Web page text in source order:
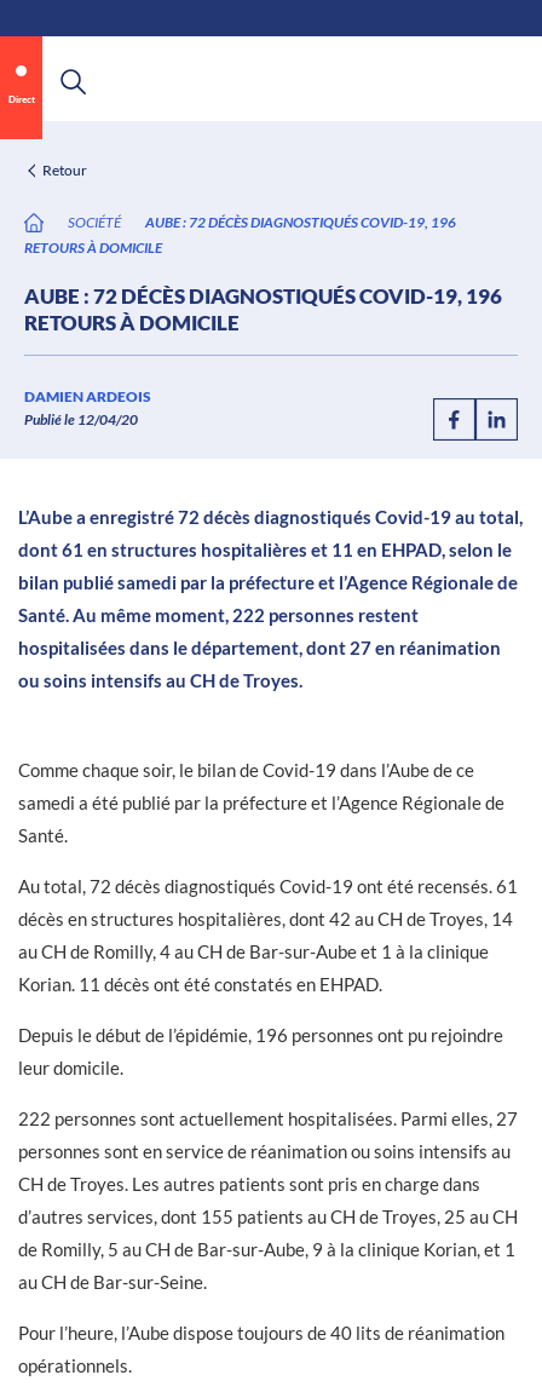
contenu
Direct
Retour
SOCIÉTÉ
AUBE : 72 DÉCÈS DIAGNOSTIQUÉS COVID-19, 196
RETOURS À DOMICILE
AUBE : 72 DÉCÈS DIAGNOSTIQUÉS COVID-19, 196
RETOURS À DOMICILE
DAMIEN ARDEOIS
Publié le 12/04/20
0:07 / 0:12
L’Aube a enregistré 72 décès diagnostiqués Covid-19 au total,
dont 61 en structures hospitalières et 11 en EHPAD, selon le
bilan publié samedi par la préfecture et l’Agence Régionale de
Santé. Au même moment, 222 personnes restent
hospitalisées dans le département, dont 27 en réanimation
ou soins intensifs au CH de Troyes.
Comme chaque soir, le bilan de Covid-19 dans l’Aube de ce
samedi a été publié par la préfecture et l’Agence Régionale de
Santé.
Au total, 72 décès diagnostiqués Covid-19 ont été recensés. 61
décès en structures hospitalières, dont 42 au CH de Troyes, 14
au CH de Romilly, 4 au CH de Bar-sur-Aube et 1 à la clinique
Korian. 11 décès ont été constatés en EHPAD.
Depuis le début de l’épidémie, 196 personnes ont pu rejoindre
leur domicile.
222 personnes sont actuellement hospitalisées. Parmi elles, 27
personnes sont en service de réanimation ou soins intensifs au
CH de Troyes. Les autres patients sont pris en charge dans
d’autres services, dont 155 patients au CH de Troyes, 25 au CH
de Romilly, 5 au CH de Bar-sur-Aube, 9 à la clinique Korian, et 1
au CH de Bar-sur-Seine.
Pour l’heure, l’Aube dispose toujours de 40 lits de réanimation
opérationnels.